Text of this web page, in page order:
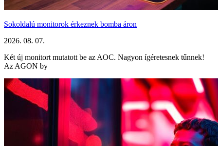
Sokoldalú monitorok érkeznek bomba áron
2026. 08. 07.
Két új monitort mutatott be az AOC. Nagyon ígéretesnek tűnnek!
Az AGON by